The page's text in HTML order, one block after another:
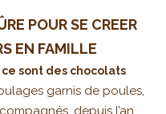
POUR SE CREER
EN FAMILLE
ce sont des chocolats
garnis de poules,
depuis l’an